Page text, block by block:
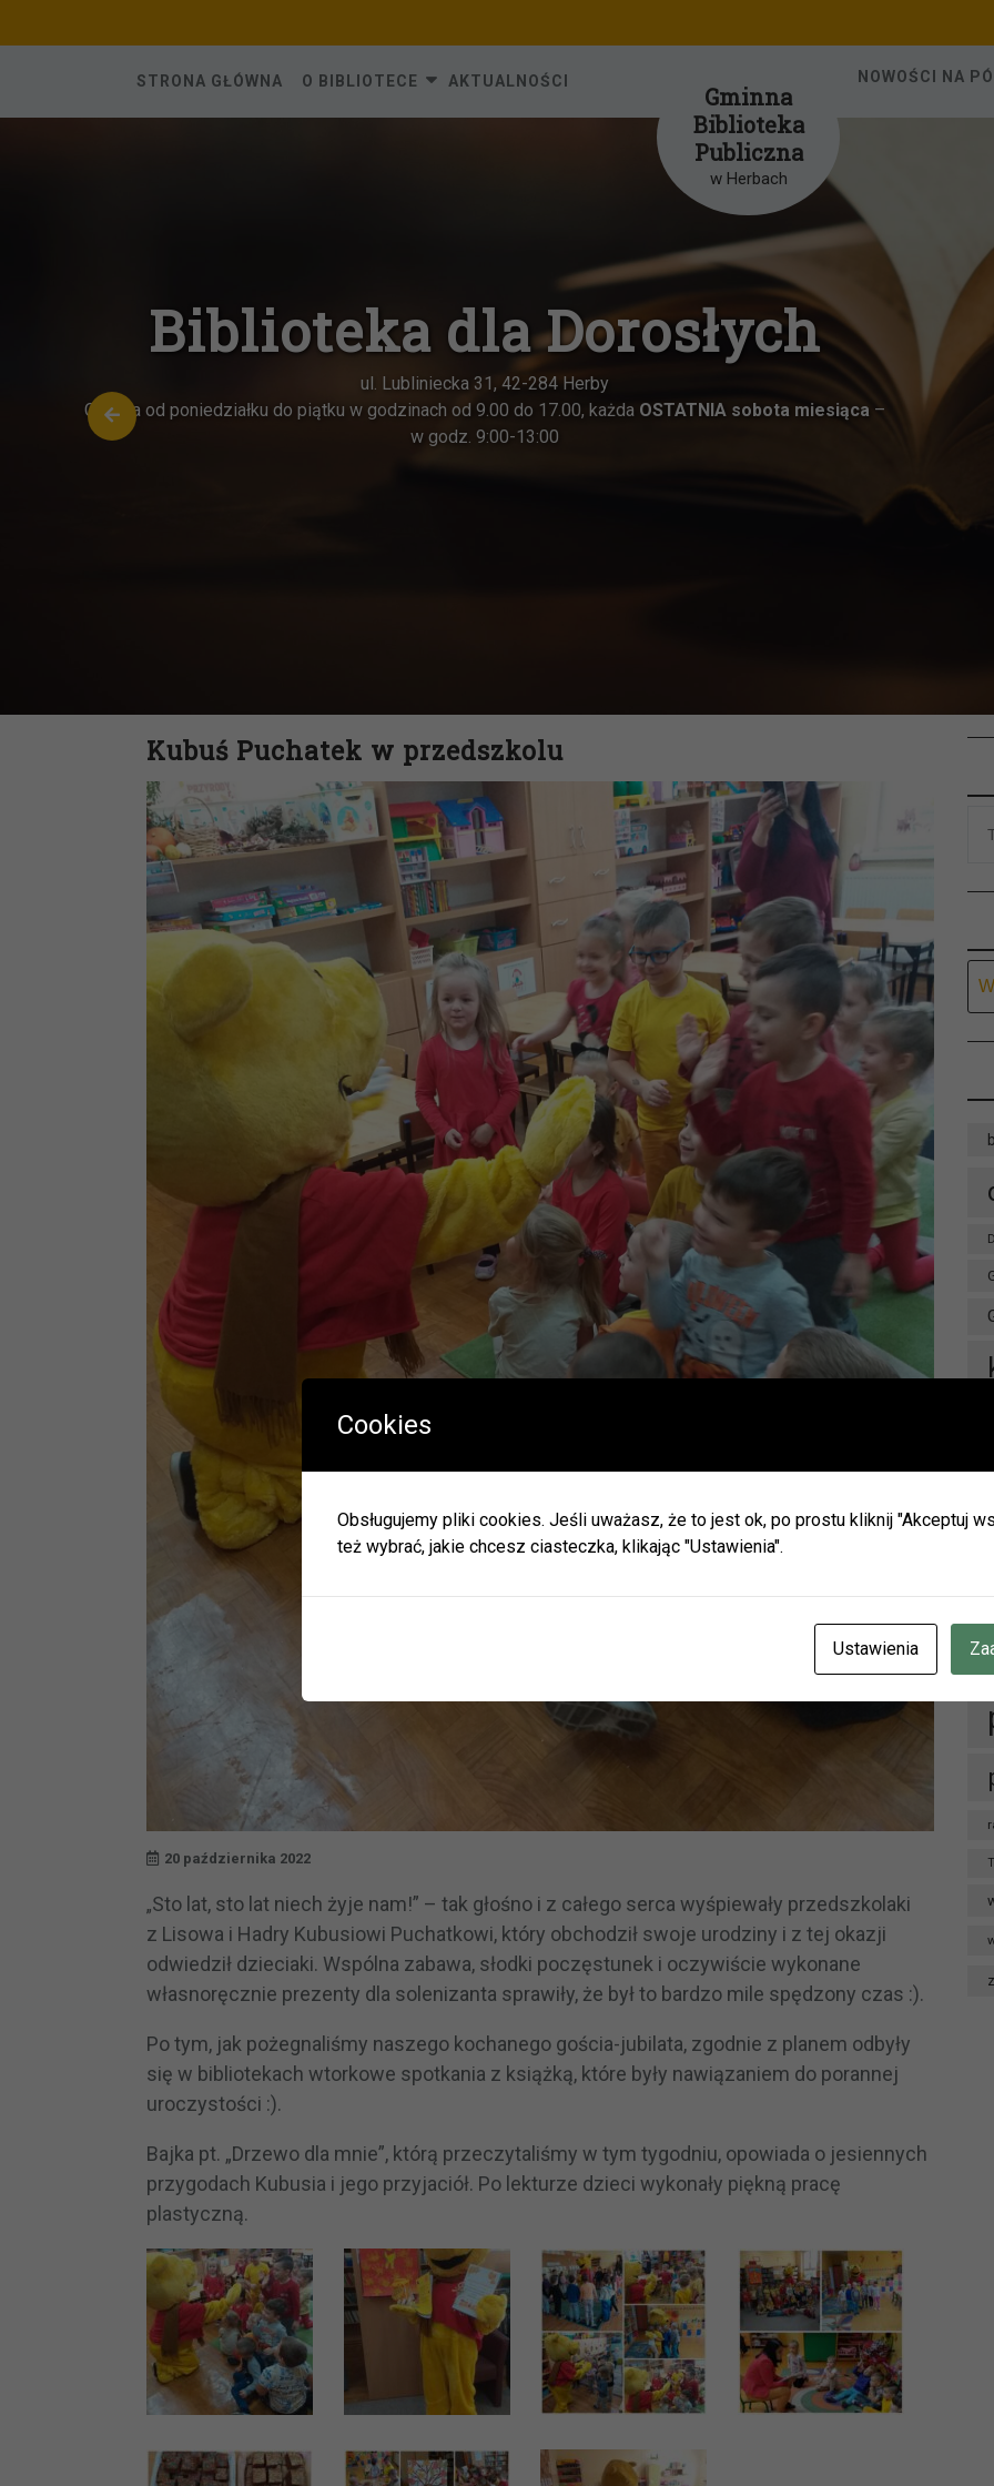
STRONA GŁÓWNA O BIBLIOTECE AKTUALNOŚCI
Gminna
Biblioteka
Publiczna
w Herbach
NOWOŚCI NA
Oddział dla dzieci w Herbach
ul. Katowicka 6, 42-284 Herby
Czynna od poniedziałku do piątku w godzinach od 8.00 do 15.00
Kubuś Puchatek w przedszkolu
20 października 2022
„Sto lat, sto lat niech żyje nam!” – tak głośno i z całego serca wyśpiewały przedszkolaki
z Lisowa i Hadry Kubusiowi Puchatkowi, który obchodził swoje urodziny i z tej okazji
odwiedził dzieciaki. Wspólna zabawa, słodki poczęstunek i oczywiście wykonane
własnoręcznie prezenty dla solenizanta sprawiły, że był to bardzo mile spędzony czas :).
Po tym, jak pożegnaliśmy naszego kochanego gościa-jubilata, zgodnie z planem odbyły
się w bibliotekach wtorkowe spotkania z książką, które były nawiązaniem do porannej
uroczystości :).
Bajka pt. „Drzewo dla mnie”, którą przeczytaliśmy w tym tygodniu, opowiada o jesiennych
przygodach Kubusia i jego przyjaciół. Po lekturze dzieci wykonały piękną pracę
plastyczną.
Ważna informacja!
W okresie wakacji biblioteki w Olszynie i w Hadrze oraz oddział dla
Zapraszamy do naszych placówek w Herbach (ul. Lubliniecka) i w
W związku z zaplanowanymi urlopami pracowników godziny otwarcia
Informacje znajdziecie Państwo na naszej stronie internetowej i
JEDNOCZENIE INFORMUJEMY, ŻE W DNIACH 3-14 SIERPNIA
BIBLIOTEKA W HERBACH PRZY UL. LUBLINIECKIEJ BĘDZIE
GODZINACH 9:00-15:00
Cookies
Obsługujemy pliki cookies. Jeśli uważasz, że to jest ok, po prostu kliknij "Akceptuj
też wybrać, jakie chcesz ciasteczka, klikając "Ustawienia".
Ustawienia